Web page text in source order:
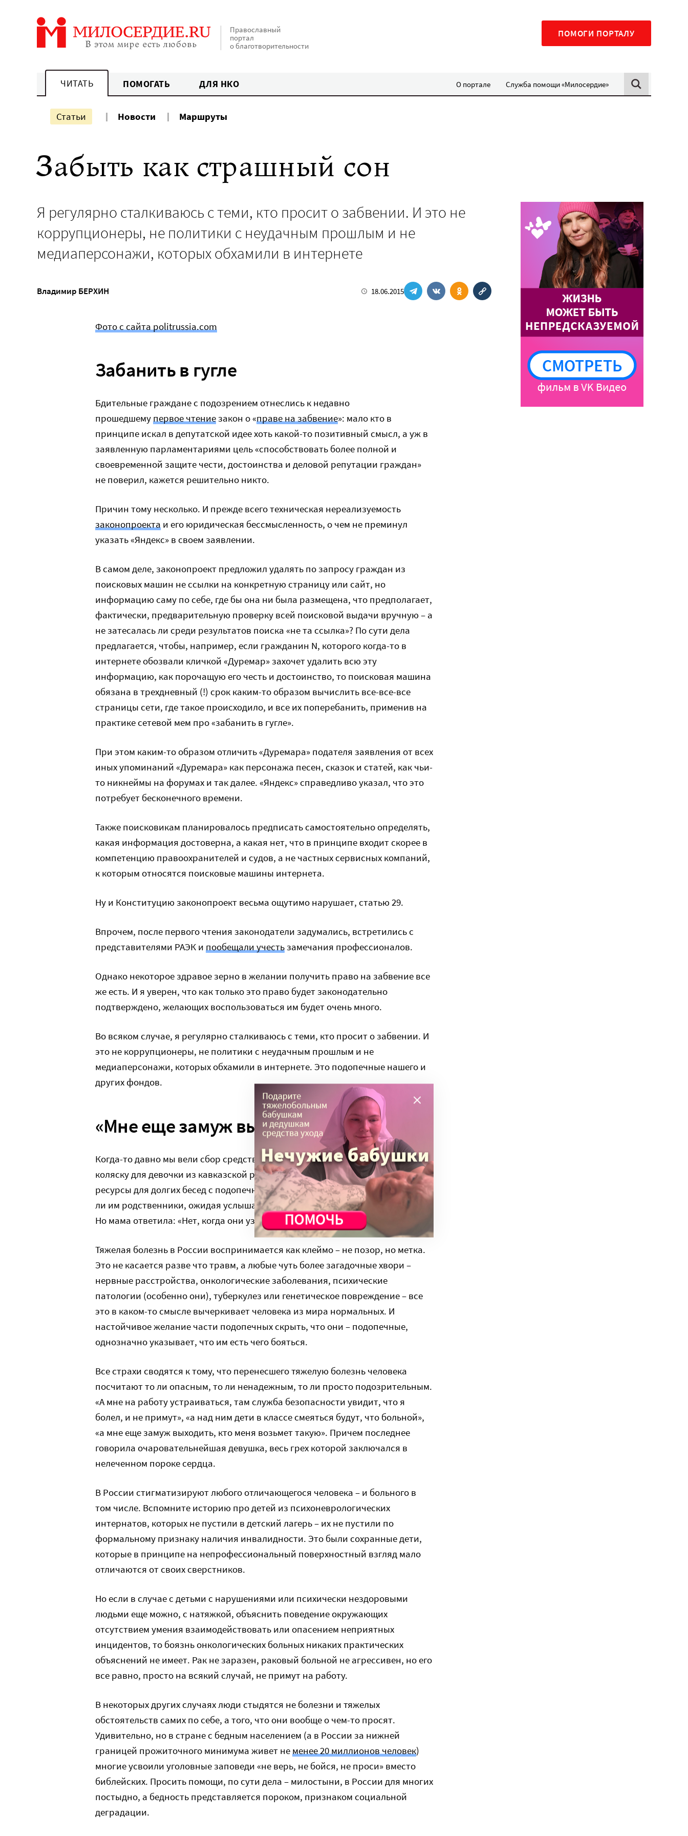
Православный
портал
о благотворительности
ПОМОГИ ПОРТАЛУ
ЧИТАТЬ ПОМОГАТЬ ДЛЯ НКО О портале Служба помощи «Милосердие»
Статьи Новости Маршруты
Забыть как страшный сон
Я регулярно сталкиваюсь с теми, кто просит о забвении. И это не
коррупционеры, не политики с неудачным прошлым и не
медиаперсонажи, которых обхамили в интернете
Владимир БЕРХИН 18.06.2015
Фото с сайта politrussia.com
Забанить в гугле
Бдительные граждане с подозрением отнеслись к недавно
прошедшемупервое чтение закон о «праве на забвение»: мало кто в
принципе искал в депутатской идее хоть какой-то позитивный смысл, а уж в
заявленную парламентариями цель «способствовать более полной и
своевременной защите чести, достоинства и деловой репутации граждан»
не поверил, кажется решительно никто.
Причин тому несколько. И прежде всего техническая нереализуемость
законопроекта и его юридическая бессмысленность, о чем не преминул
указать «Яндекс» в своем заявлении.
В самом деле, законопроект предложил удалять по запросу граждан из
поисковых машин не ссылки на конкретную страницу или сайт, но
информацию саму по себе, где бы она ни была размещена, что предполагает,
фактически, предварительную проверку всей поисковой выдачи вручную – а
не затесалась ли среди результатов поиска «не та ссылка»? По сути дела
предлагается, чтобы, например, если гражданин N, которого когда-то в
интернете обозвали кличкой «Дуремар» захочет удалить всю эту
информацию, как порочащую его честь и достоинство, то поисковая машина
обязана в трехдневный (!) срок каким-то образом вычислить все-все-все
страницы сети, где такое происходило, и все их поперебанить, применив на
практике сетевой мем про «забанить в гугле».
При этом каким-то образом отличить «Дуремара» подателя заявления от всех
иных упоминаний «Дуремара» как персонажа песен, сказок и статей, как чьи-
то никнеймы на форумах и так далее. «Яндекс» справедливо указал, что это
потребует бесконечного времени.
Также поисковикам планировалось предписать самостоятельно определять,
какая информация достоверна, а какая нет, что в принципе входит скорее в
компетенцию правоохранителей и судов, а не частных сервисных компаний,
к которым относятся поисковые машины интернета.
Ну и Конституцию законопроект весьма ощутимо нарушает, статью 29.
Впрочем, после первого чтения законодатели задумались, встретились с
представителями РАЭК и пообещали учесть замечания профессионалов.
Однако некоторое здравое зерно в желании получить право на забвение все
же есть. И я уверен, что как только это право будет законодательно
подтверждено, желающих воспользоваться им будет очень много.
Во всяком случае, я регулярно сталкиваюсь с теми, кто просит о забвении. И
это не коррупционеры, не политики с неудачным прошлым и не
медиаперсонажи, которых обхамили в интернете. Это подопечные нашего и
других фондов.
«Мне еще замуж выходить…»
Когда-то давно мы вели сбор средств на новую специализированную
коляску для девочки из кавказской республики. Тогда у нас еще были
ресурсы для долгих бесед с подопечными, и я спросил у мамы – а помогают
ли им родственники, ожидая услышать похвалу дружной кавказской семье.
Но мама ответила: «Нет, когда они узнали, что мы болеем, все отвернулись».
Тяжелая болезнь в России воспринимается как клеймо – не позор, но метка.
Это не касается разве что травм, а любые чуть более загадочные хвори –
нервные расстройства, онкологические заболевания, психические
патологии (особенно они), туберкулез или генетическое повреждение – все
это в каком-то смысле вычеркивает человека из мира нормальных. И
настойчивое желание части подопечных скрыть, что они – подопечные,
однозначно указывает, что им есть чего бояться.
Все страхи сводятся к тому, что перенесшего тяжелую болезнь человека
посчитают то ли опасным, то ли ненадежным, то ли просто подозрительным.
«А мне на работу устраиваться, там служба безопасности увидит, что я
болел, и не примут», «а над ним дети в классе смеяться будут, что больной»,
«а мне еще замуж выходить, кто меня возьмет такую». Причем последнее
говорила очаровательнейшая девушка, весь грех которой заключался в
нелеченном пороке сердца.
В России стигматизируют любого отличающегося человека – и больного в
том числе. Вспомните историю про детей из психоневрологических
интернатов, которых не пустили в детский лагерь – их не пустили по
формальному признаку наличия инвалидности. Это были сохранные дети,
которые в принципе на непрофессиональный поверхностный взгляд мало
отличаются от своих сверстников.
Но если в случае с детьми с нарушениями или психически нездоровыми
людьми еще можно, с натяжкой, объяснить поведение окружающих
отсутствием умения взаимодействовать или опасением неприятных
инцидентов, то боязнь онкологических больных никаких практических
объяснений не имеет. Рак не заразен, раковый больной не агрессивен, но его
все равно, просто на всякий случай, не примут на работу.
В некоторых других случаях люди стыдятся не болезни и тяжелых
обстоятельств самих по себе, а того, что они вообще о чем-то просят.
Удивительно, но в стране с бедным населением (а в России за нижней
границей прожиточного минимума живет не менее 20 миллионов человек)
многие усвоили уголовные заповеди «не верь, не бойся, не проси» вместо
библейских. Просить помощи, по сути дела – милостыни, в России для многих
постыдно, а бедность представляется пороком, признаком социальной
деградации.